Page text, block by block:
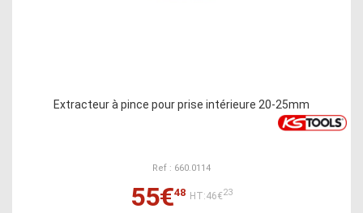
Extracteur à pince pour prise intérieure 20-25mm
Ref : 660.0114
55€48 HT:46€23